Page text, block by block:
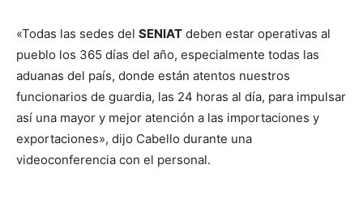
«Todas las sedes del SENIAT deben estar operativas al
pueblo los 365 días del año, especialmente todas las
aduanas del país, donde están atentos nuestros
funcionarios de guardia, las 24 horas al día, para impulsar
así una mayor y mejor atención a las importaciones y
exportaciones», dijo Cabello durante una
videoconferencia con el personal.